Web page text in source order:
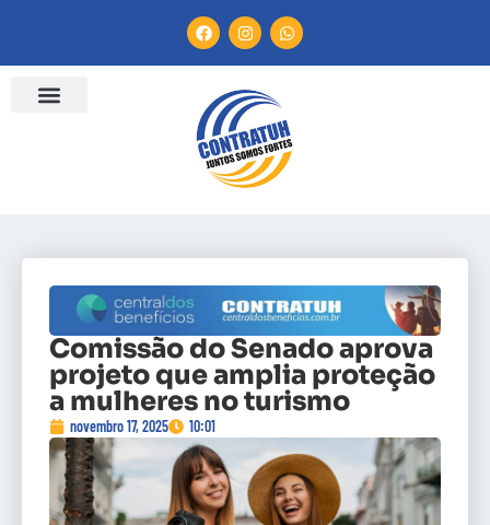
Comissão do Senado aprova
projeto que amplia proteção
a mulheres no turismo
novembro 17, 2025 10:01